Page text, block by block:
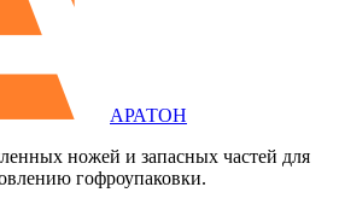
АРАТОН
ножей и запасных частей для
гофроупаковки.